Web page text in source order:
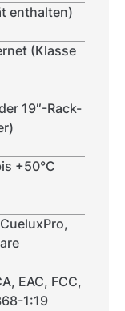
enthalten)
(Klasse
19″-Rack-
+50°C
EAC, FCC,
1:19